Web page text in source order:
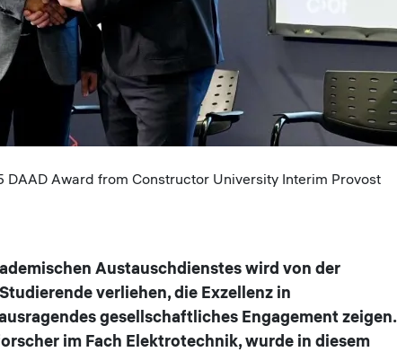
Award from Constructor University Interim Provost
Austauschdienstes wird von der
verliehen, die Exzellenz in
gesellschaftliches Engagement zeigen.
im Fach Elektrotechnik, wurde in diesem